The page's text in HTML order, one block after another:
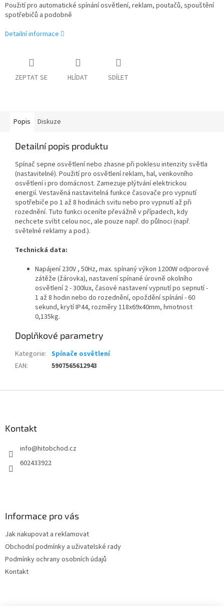
Použití pro automatické spínání osvětlení, reklam, poutačů, spouštění
spotřebičů a podobně
Detailní informace
ZEPTAT SE HLÍDAT SDÍLET
Popis Diskuze
Detailní popis produktu
Spínač sepne osvětlení nebo zhasne při poklesu intenzity světla
(nastavitelné). Použití pro osvětlení reklam, hal, venkovního
osvětlení i pro domácnost. Zamezuje plýtvání elektrickou
energií. Vestavěná nastavitelná funkce časovače pro vypnutí
spotřebiče po 1 až 8 hodinách svitu nebo pro vypnutí až při
rozednění. Tuto funkci oceníte převážně v případech, kdy
nechcete svítit celou noc, ale pouze např. do půlnoci (např.
světelné reklamy a pod.).
Technická data:
Napájení 230V , 50Hz, max. spínaný výkon 1200W odporové
zátěže (žárovka), nastavení spínané úrovně okolního
osvětlení 2 - 300lux, časové nastavení vypnutí po sepnutí -
1 až 8 hodin nebo do rozednění, opoždění spínání - 60
sekund, krytí IP44, rozměry 118x69x40mm, hmotnost
0,135kg.
Doplňkové parametry
Kategorie: Spínače osvětlení
EAN: 5907565612943
Kontakt
info@hitobchod.cz
602433922
Informace pro vás
Jak nakupovat a reklamovat
Obchodní podmínky a uživatelské rady
Podmínky ochrany osobních údajů
Kontakt